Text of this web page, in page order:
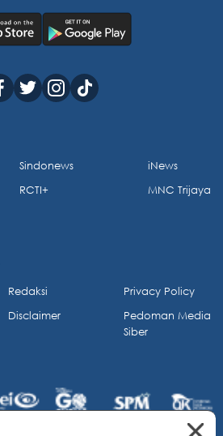
Sindonews
RCTI+
iNews
MNC Trijaya
Redaksi
Disclaimer
Privacy Policy
Pedoman Media
Siber